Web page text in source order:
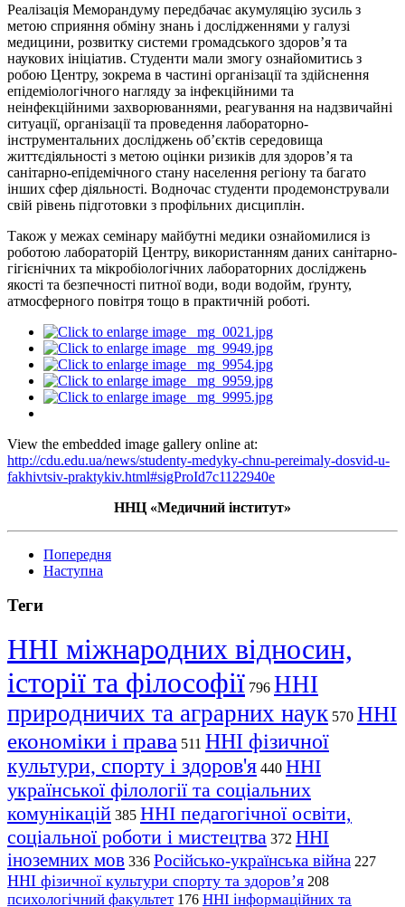
Реалізація Меморандуму передбачає акумуляцію зусиль з
метою сприяння обміну знань і дослідженнями у галузі
медицини, розвитку системи громадського здоров’я та
наукових ініціатив. Студенти мали змогу ознайомитись з
робою Центру, зокрема в частині організації та здійснення
епідеміологічного нагляду за інфекційними та
неінфекційними захворюваннями, реагування на надзвичайні
ситуації, організації та проведення лабораторно-
інструментальних досліджень об’єктів середовища
життєдіяльності з метою оцінки ризиків для здоров’я та
санітарно-епідемічного стану населення регіону та багато
інших сфер діяльності. Водночас студенти продемонстрували
свій рівень підготовки з профільних дисциплін.
Також у межах семінару майбутні медики ознайомилися із
роботою лабораторій Центру, використанням даних санітарно-
гігієнічних та мікробіологічних лабораторних досліджень
якості та безпечності питної води, води водойм, ґрунту,
атмосферного повітря тощо в практичній роботі.
View the embedded image gallery online at:
http://cdu.edu.ua/news/studenty-medyky-chnu-pereimaly-dosvid-u-
fakhivtsiv-praktykiv.html#sigProId7c1122940e
ННЦ «Медичний інститут»
Попередня
Наступна
Теги
ННІ міжнародних відносин,
історії та філософії 796 ННІ
природничих та аграрних наук 570 ННІ
економіки і права 511 ННІ фізичної
культури, спорту і здоров'я 440 ННІ
української філології та соціальних
комунікацій 385 ННІ педагогічної освіти,
соціальної роботи і мистецтва 372 ННІ
іноземних мов 336 Російсько-українська війна 227
ННІ фізичної культури спорту та здоров’я 208
психологічний факультет 176 ННІ інформаційних та